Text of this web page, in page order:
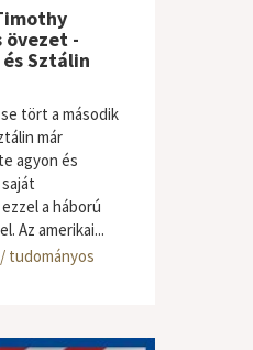
övezet -
Sztálin
tört a második
már
agyon és
a háború
Az amerikai...
tudományos